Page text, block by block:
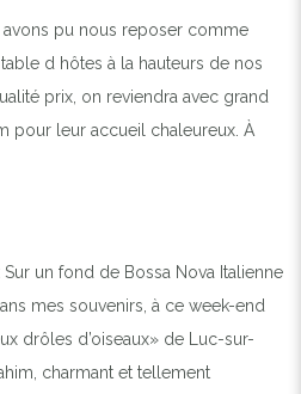
pu nous reposer comme
d hôtes à la hauteurs de nos
prix, on reviendra avec grand
pour leur accueil chaleureux. À
un fond de Bossa Nova Italienne
mes souvenirs, à ce week-end
drôles d’oiseaux» de Luc-sur-
charmant et tellement